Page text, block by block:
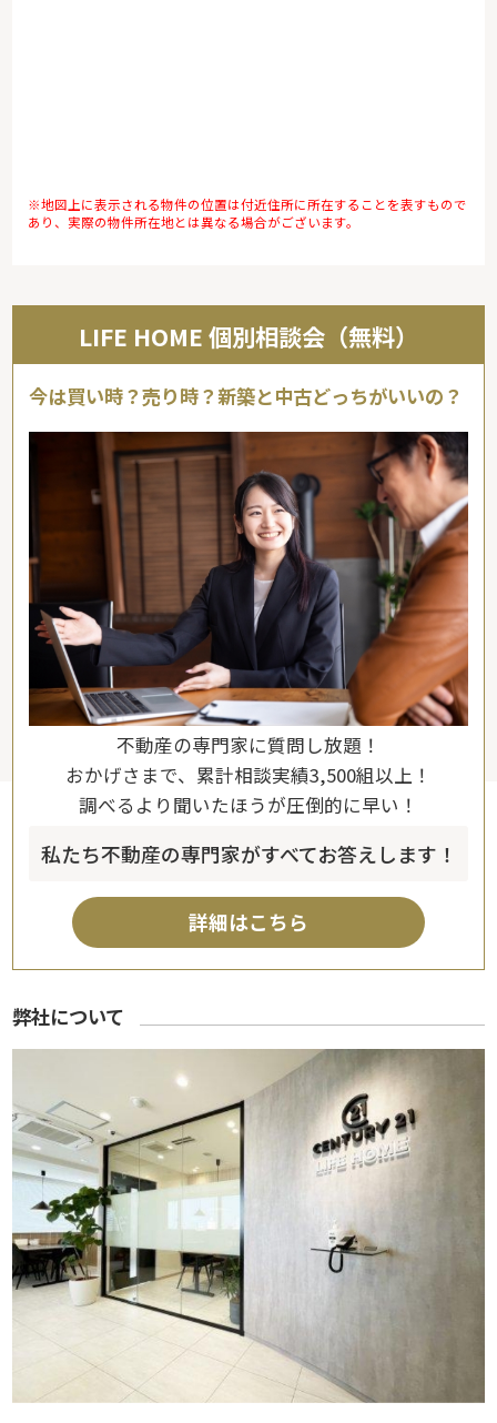
※地図上に表示される物件の位置は付近住所に所在することを表すもので
あり、実際の物件所在地とは異なる場合がございます。
LIFE HOME 個別相談会（無料）
今は買い時？売り時？新築と中古どっちがいいの？
不動産の専門家に質問し放題！
おかげさまで、累計相談実績3,500組以上！
調べるより聞いたほうが圧倒的に早い！
私たち不動産の専門家がすべてお答えします！
詳細はこちら
弊社について